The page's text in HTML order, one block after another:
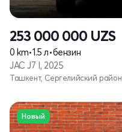
253 000 000 UZS
0 km•1.5 л•бензин
JAC J7 I, 2025
Ташкент, Сергелийский район
Новый